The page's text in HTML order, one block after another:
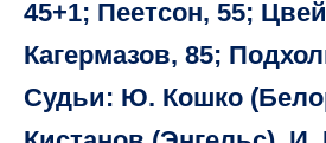
45+1; Пеетсон, 55;
Кагермазов, 85;
Судьи: Ю. Кошко